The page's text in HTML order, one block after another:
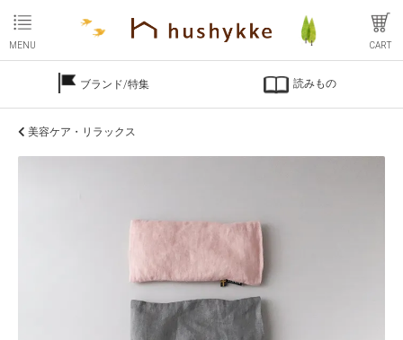
MENU CART
ブランド/特集 読みもの
美容ケア・リラックス